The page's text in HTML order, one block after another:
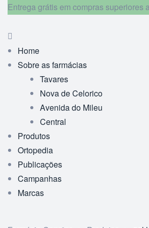
Entrega grátis em compras superiores
Home
Sobre as farmácias
Tavares
Nova de Celorico
Avenida do Mileu
Central
Produtos
Ortopedia
Publicações
Campanhas
Marcas